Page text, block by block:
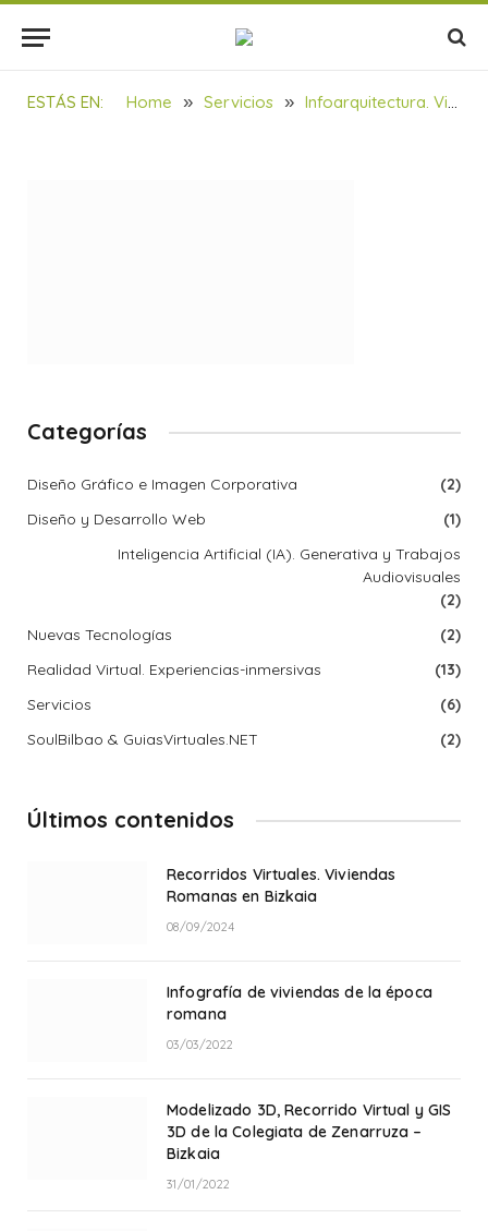
ESTÁS EN: Home » Servicios » Infoarquitectura. Vivienda unifamiliar cúbica con piscina
PROYECTO Infografia 01 01
BY SOULBILBAO 05/03/2022 1 MIN READ
Categorías
Diseño Gráfico e Imagen Corporativa
(2)
Diseño y Desarrollo Web
(1)
Inteligencia Artificial (IA). Generativa y Trabajos
Audiovisuales
(2)
Nuevas Tecnologías
(2)
Realidad Virtual. Experiencias-inmersivas
(13)
Servicios
(6)
SoulBilbao & GuiasVirtuales.NET
(2)
Últimos contenidos
Recorridos Virtuales. Viviendas
Romanas en Bizkaia
08/09/2024
Infografía de viviendas de la época
romana
03/03/2022
Modelizado 3D, Recorrido Virtual y GIS
3D de la Colegiata de Zenarruza –
Bizkaia
31/01/2022